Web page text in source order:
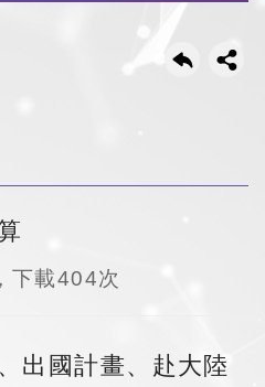
下載404次
出國計畫、赴大陸